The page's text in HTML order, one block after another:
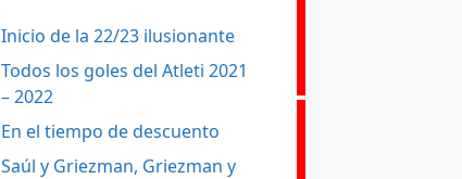
Inicio de la 22/23 ilusionante
Todos los goles del Atleti 2021
– 2022
En el tiempo de descuento
Saúl y Griezman, Griezman y